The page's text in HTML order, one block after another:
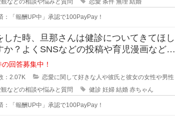
などの相談や悩みと質問
恋愛 条件 無理 結婚
：「報酬UP中」承認で100PayPay！
した時、旦那さんは健診についてきてほし
か？よくSNSなどの投稿や育児漫画などを
たりすると、仲の良さそう
回答募集中！
：2.07K
恋愛に関して好きな人や彼氏と彼女の女性や男性
などの相談や悩みと質問
健診 妊婦 結婚 赤ちゃん
：「報酬UP中」承認で100PayPay！